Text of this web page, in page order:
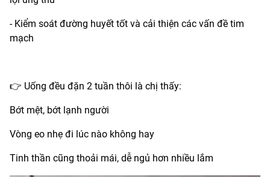
- Kiểm soát đường huyết tốt và cải thiện các vấn đề tim
mạch
👉 Uống đều đặn 2 tuần thôi là chị thấy:
Bớt mệt, bớt lạnh người
Vòng eo nhẹ đi lúc nào không hay
Tinh thần cũng thoải mái, dễ ngủ hơn nhiều lắm